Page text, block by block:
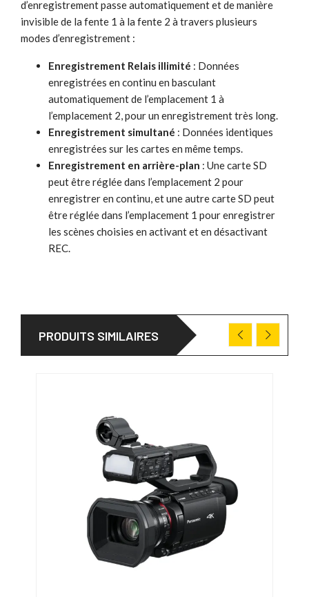
d’enregistrement passe automatiquement et de manière
invisible de la fente 1 à la fente 2 à travers plusieurs
modes d’enregistrement :
Enregistrement Relais illimité : Données
enregistrées en continu en basculant
automatiquement de l’emplacement 1 à
l’emplacement 2, pour un enregistrement très long.
Enregistrement simultané : Données identiques
enregistrées sur les cartes en même temps.
Enregistrement en arrière-plan : Une carte SD
peut être réglée dans l’emplacement 2 pour
enregistrer en continu, et une autre carte SD peut
être réglée dans l’emplacement 1 pour enregistrer
les scènes choisies en activant et en désactivant
REC.
PRODUITS SIMILAIRES